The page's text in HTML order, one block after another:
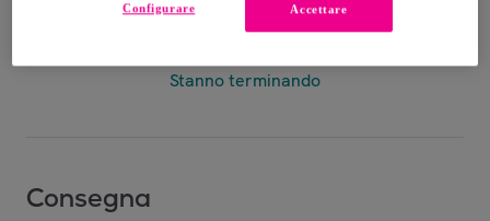
EMPRENDIMIENTOS URBANOS
Stanno terminando
Consegna
Accettare
Configurare